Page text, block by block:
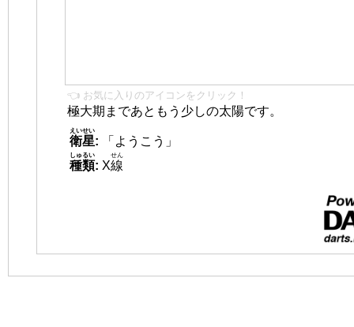
👈 お気に入りのアイコンをクリック！
極大期まであともう少しの太陽です。
衛星
えいせい
:
「ようこう」
種類
しゅるい
: X線
せん